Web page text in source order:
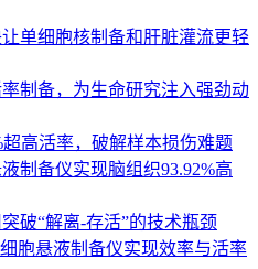
单细胞核制备和肝脏灌流更轻
制备，为生命研究注入强劲动
高活率，破解样本损伤难题
制备仪实现脑组织93.92%高
破“解离-存活”的技术瓶颈
胞悬液制备仪实现效率与活率